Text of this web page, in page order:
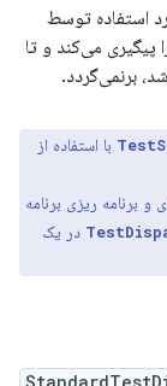
استفاده توسط
پیگیری می‌کند و تا
برنمی‌گردد.
با استفاده از
و برنامه ریزی برنامه
در یک